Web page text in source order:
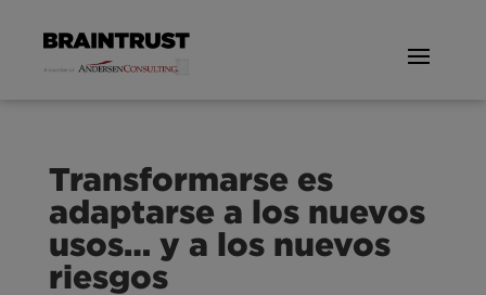
Transformarse es
adaptarse a los nuevos
usos… y a los nuevos
riesgos